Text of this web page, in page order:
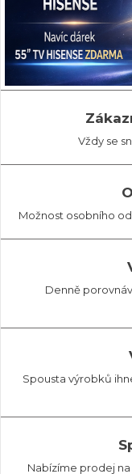
Vždy se
Možnost osobního
Denně
Spousta výrobků
Nabízíme prodej